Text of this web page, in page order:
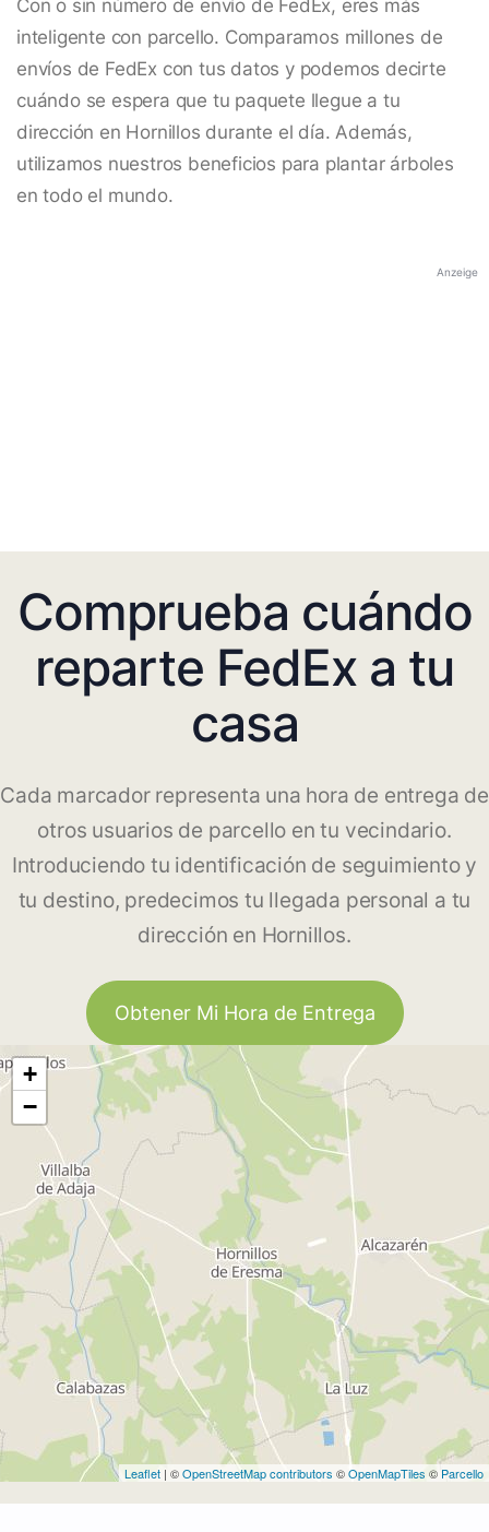
Con o sin número de envío de FedEx, eres más
inteligente con parcello. Comparamos millones de
envíos de FedEx con tus datos y podemos decirte
cuándo se espera que tu paquete llegue a tu
dirección en Hornillos durante el día. Además,
utilizamos nuestros beneficios para plantar árboles
en todo el mundo.
Anzeige
Comprueba cuándo
reparte FedEx a tu
casa
Cada marcador representa una hora de entrega de
otros usuarios de parcello en tu vecindario.
Introduciendo tu identificación de seguimiento y
tu destino, predecimos tu llegada personal a tu
dirección en Hornillos.
Obtener Mi Hora de Entrega
+
−
Leaflet | ©OpenStreetMap contributors ©OpenMapTiles © Parcello